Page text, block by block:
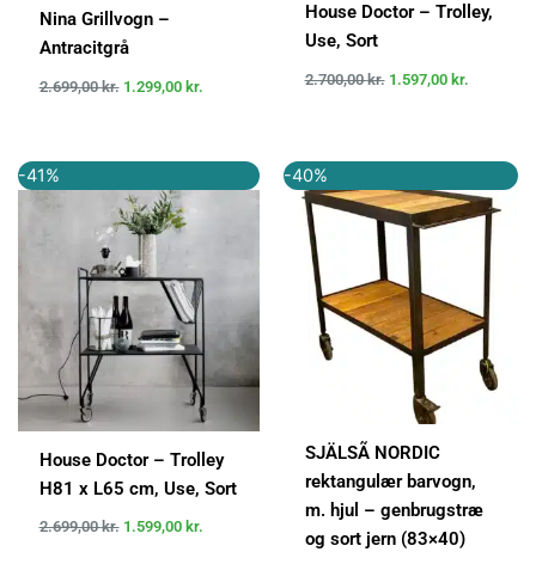
Nina Grillvogn –
Antracitgrå
2.699,00kr. 1.299,00 kr.
House Doctor – Trolley,
Use, Sort
2.700,00kr. 1.597,00 kr.
-41%
House Doctor – Trolley
H81 x L65 cm, Use, Sort
2.699,00kr.
oprindelige
pris
var:
2.699,00 kr..
1.599,00 kr.
aktuelle
-40%
SJÄLSÃ NORDIC
rektangulær barvogn,
m. hjul – genbrugstræ
og sort jern (83×40)
oprindelige
pris
var:
2.799,00 kr..
aktuelle
pris
er:
1.679,40